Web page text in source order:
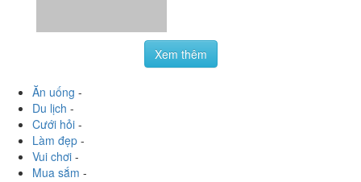
Xem thêm
Ăn uống -
Du lịch -
Cưới hỏi -
Làm đẹp -
Vui chơi -
Mua sắm -